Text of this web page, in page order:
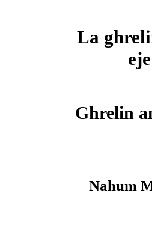
La
Ghrelin
Nahum